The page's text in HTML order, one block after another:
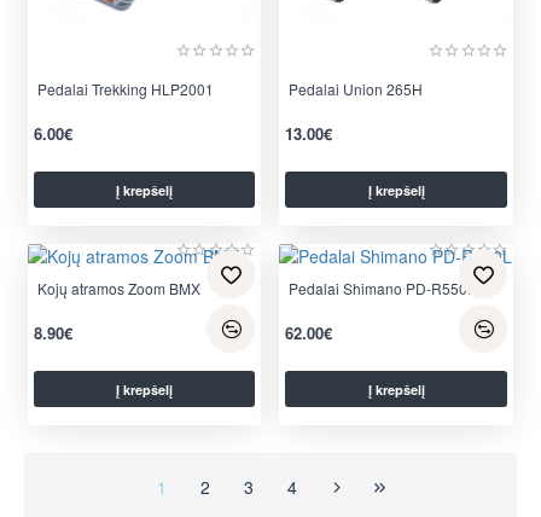
Pedalai Trekking HLP2001
6.00€
Į krepšelį
Pedalai Union 265H
13.00€
Į krepšelį
Kojų atramos Zoom BMX
8.90€
Į krepšelį
Pedalai Shimano PD-R550L
62.00€
Į krepšelį
1 2 3
4